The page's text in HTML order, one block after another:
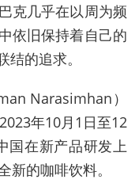
克几乎在以周为频
依旧保持着自己的
的追求。
Narasimhan）
年10月1日至12
国在新产品研发上
的咖啡饮料。